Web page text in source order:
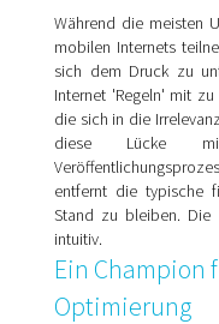
Während die meisten
mobilen Internets
sich dem Druck zu
Internet 'Regeln' mit
die sich in die
diese Lücke
entfernt die typische
Stand zu bleiben. Die
intuitiv.
Ein Champion
Optimierung